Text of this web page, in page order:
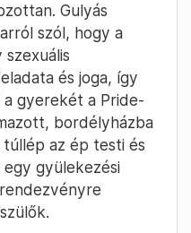
Gulyás
szól, hogy a
és joga, így
a gyerekét a Pride-
bordélyházba
az ép testi és
gyülekezési